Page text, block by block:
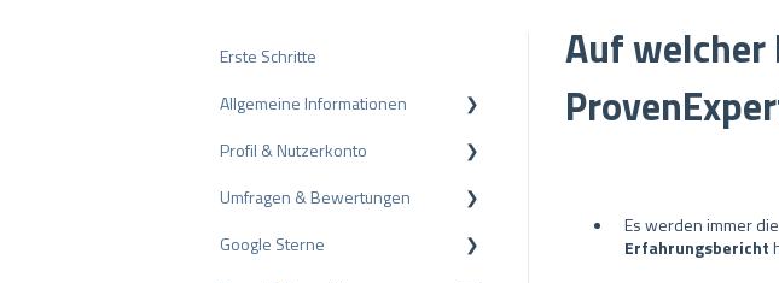
Auf welcher
Es werden immer die
Erfahrungsbericht
Erste Schritte
Allgemeine Informationen
Datenschutz
Pakete und Preise
API
Profil & Nutzerkonto
Profil-Einstellungen
Nutzerkonto
Umfragen & Bewertungen
Bewertungen
Google Sterne